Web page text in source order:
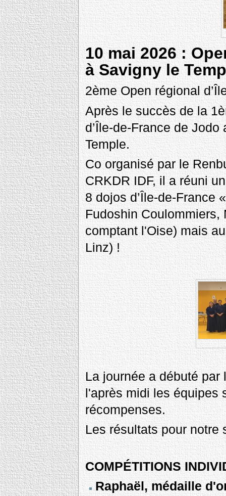
10 mai 2026 :
à Savigny le
2ème Open régional
Après le succès de la
d’Île-de-France de
Temple.
Co organisé par le
CRKDR IDF, il a réuni
8 dojos d’Île-de-France
Fudoshin
comptant l'Oise) mais
Linz) !
La journée a débuté
l'après midi les équipes
récompenses.
Les résultats pour notre
COMPÉTITIONS
Raphaël, médaille